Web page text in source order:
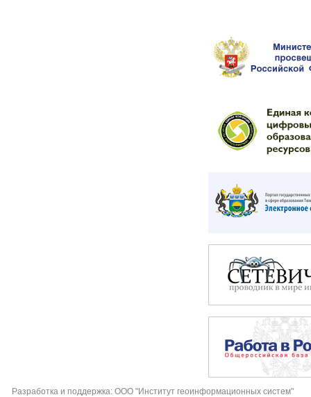
Разработка и поддержка: ООО "Институт геоинформационных систем"